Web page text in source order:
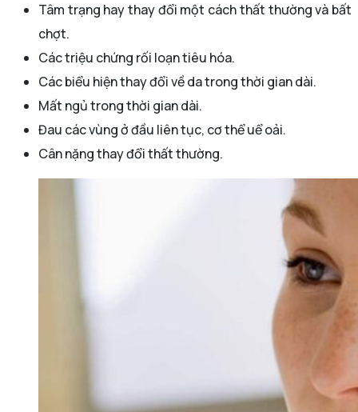
Tâm trạng hay thay đổi một cách thất thường và bất
chợt.
Các triệu chứng rối loạn tiêu hóa.
Các biểu hiện thay đổi về da trong thời gian dài.
Mất ngủ trong thời gian dài.
Đau các vùng ở đầu liên tục, cơ thể uể oải.
Cân nặng thay đổi thất thường.